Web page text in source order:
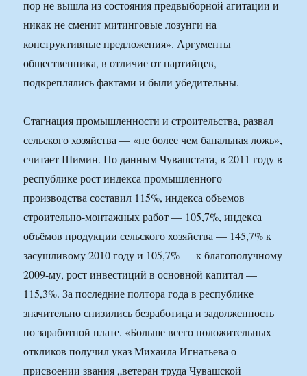
пор не вышла из состояния предвыборной агитации и
никак не сменит митинговые лозунги на
конструктивные предложения». Аргументы
общественника, в отличие от партийцев,
подкреплялись фактами и были убедительны.
Стагнация промышленности и строительства, развал
сельского хозяйства — «не более чем банальная ложь»,
считает Шимин. По данным Чувашстата, в 2011 году в
республике рост индекса промышленного
производства составил 115%, индекса объемов
строительно-монтажных работ — 105,7%, индекса
объёмов продукции сельского хозяйства — 145,7% к
засушливому 2010 году и 105,7% — к благополучному
2009-му, рост инвестиций в основной капитал —
115,3%. За последние полтора года в республике
значительно снизились безработица и задолженность
по заработной плате. «Больше всего положительных
откликов получил указ Михаила Игнатьева о
присвоении звания „ветеран труда Чувашской